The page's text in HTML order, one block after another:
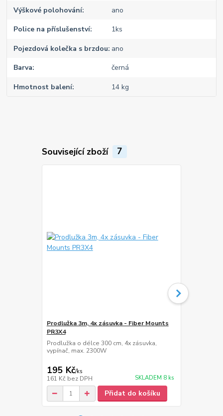
Výškové polohování ano
Police na příslušenství 1ks
Pojezdová kolečka s brzdou ano
Barva černá
Hmotnost balení 14 kg
Související zboží 7
Prodlužka 3m, 4x zásuvka - Fiber Mounts
PR3X4
Prodlužka o délce 300 cm, 4x zásuvka,
vypínač, max. 2300W
195 Kč/ks
161 Kč bez DPH SKLADEM 8 ks
Přidat do košíku